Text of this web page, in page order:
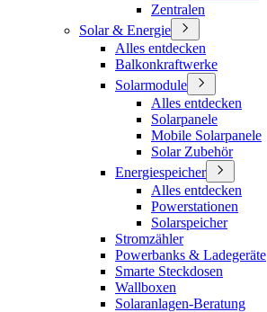
Zentralen
Solar & Energie
Alles entdecken
Balkonkraftwerke
Solarmodule
Alles entdecken
Solarpanele
Mobile Solarpanele
Solar Zubehör
Energiespeicher
Alles entdecken
Powerstationen
Solarspeicher
Stromzähler
Powerbanks & Ladegeräte
Smarte Steckdosen
Wallboxen
Solaranlagen-Beratung